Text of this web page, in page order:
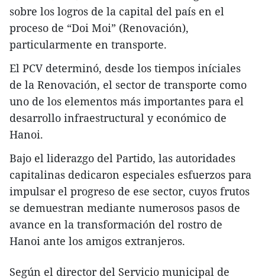
sobre los logros de la capital del país en el
proceso de “Doi Moi” (Renovación),
particularmente en transporte.
El PCV determinó, desde los tiempos iníciales
de la Renovación, el sector de transporte como
uno de los elementos más importantes para el
desarrollo infraestructural y económico de
Hanoi.
Bajo el liderazgo del Partido, las autoridades
capitalinas dedicaron especiales esfuerzos para
impulsar el progreso de ese sector, cuyos frutos
se demuestran mediante numerosos pasos de
avance en la transformación del rostro de
Hanoi ante los amigos extranjeros.
Según el director del Servicio municipal de